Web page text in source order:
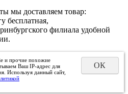
мы доставляем товар:
бесплатная,
филиала удобной
и прочие похожие
Ваш IP-адрес для
Используя данный сайт,
ОК